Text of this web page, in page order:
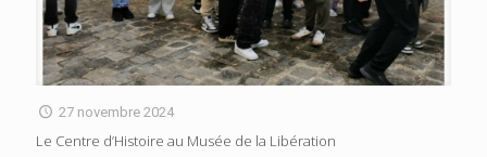
27 novembre 2024
Le Centre d’Histoire au Musée de la Libération